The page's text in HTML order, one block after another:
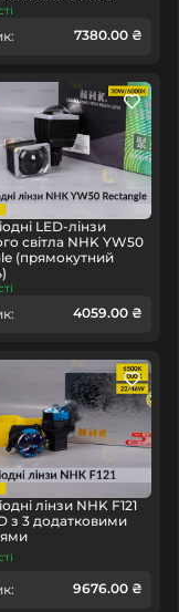
7380.00 ₴
LED-лінзи
світла NHK YW50
(прямокутний
4059.00 ₴
лінзи NHK F121
з 3 додатковими
9676.00 ₴